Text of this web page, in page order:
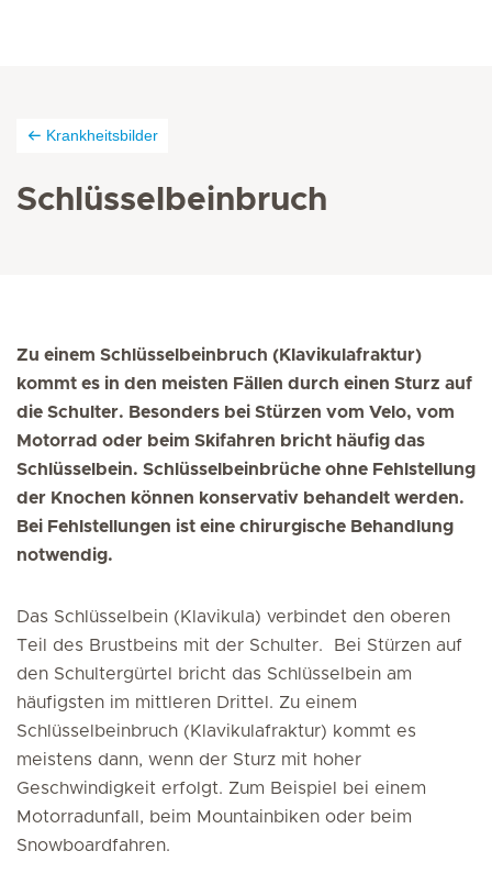
Krankheitsbilder
Schlüsselbeinbruch
Zu einem Schlüsselbeinbruch (Klavikulafraktur)
kommt es in den meisten Fällen durch einen Sturz auf
die Schulter. Besonders bei Stürzen vom Velo, vom
Motorrad oder beim Skifahren bricht häufig das
Schlüsselbein. Schlüsselbeinbrüche ohne Fehlstellung
der Knochen können konservativ behandelt werden.
Bei Fehlstellungen ist eine chirurgische Behandlung
notwendig.
Das Schlüsselbein (Klavikula) verbindet den oberen
Teil des Brustbeins mit der Schulter. Bei Stürzen auf
den Schultergürtel bricht das Schlüsselbein am
häufigsten im mittleren Drittel. Zu einem
Schlüsselbeinbruch (Klavikulafraktur) kommt es
meistens dann, wenn der Sturz mit hoher
Geschwindigkeit erfolgt. Zum Beispiel bei einem
Motorradunfall, beim Mountainbiken oder beim
Snowboardfahren.